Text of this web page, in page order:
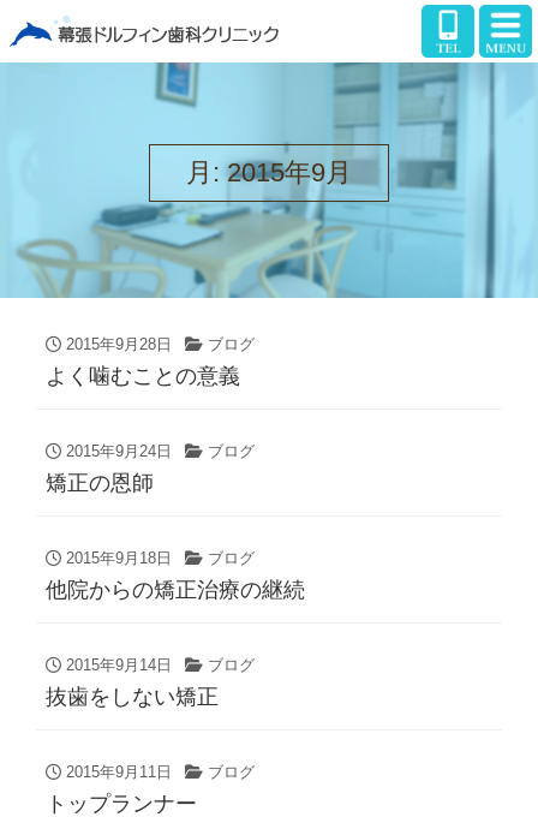
月: 2015年9月
2015年9月28日 ブログ
よく噛むことの意義
2015年9月24日 ブログ
矯正の恩師
2015年9月18日 ブログ
他院からの矯正治療の継続
2015年9月14日 ブログ
抜歯をしない矯正
2015年9月11日 ブログ
トップランナー